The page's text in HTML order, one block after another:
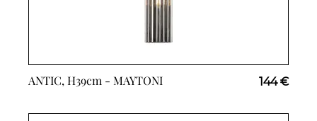
ANTIC, H39cm - MAYTONI 144 €